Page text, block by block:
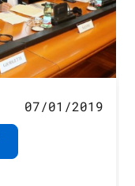
07/01/2019